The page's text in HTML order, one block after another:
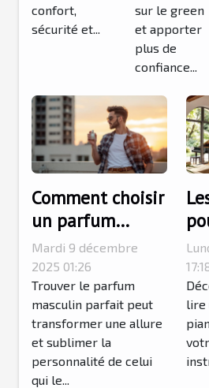
confort,
sécurité et...
sur le green
et apporter
plus de
confiance...
Comment choisir
un parfum
masculin qui
complète votre
style ?
Mardi 9 décembre
2025 01:26
Trouver le parfum
masculin parfait peut
transformer une allure
et sublimer la
personnalité de celui
qui le...
lire